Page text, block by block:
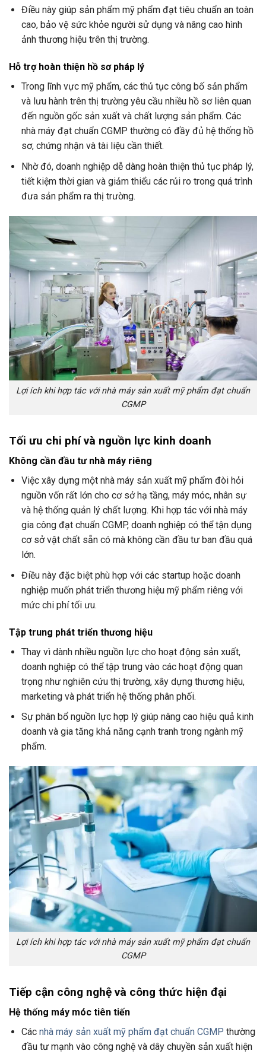
Điều này giúp sản phẩm mỹ phẩm đạt tiêu chuẩn an toàn
cao, bảo vệ sức khỏe người sử dụng và nâng cao hình
ảnh thương hiệu trên thị trường.
Hỗ trợ hoàn thiện hồ sơ pháp lý
Trong lĩnh vực mỹ phẩm, các thủ tục công bố sản phẩm
và lưu hành trên thị trường yêu cầu nhiều hồ sơ liên quan
đến nguồn gốc sản xuất và chất lượng sản phẩm. Các
nhà máy đạt chuẩn CGMP thường có đầy đủ hệ thống hồ
sơ, chứng nhận và tài liệu cần thiết.
Nhờ đó, doanh nghiệp dễ dàng hoàn thiện thủ tục pháp lý,
tiết kiệm thời gian và giảm thiểu các rủi ro trong quá trình
đưa sản phẩm ra thị trường.
Lợi ích khi hợp tác với nhà máy sản xuất mỹ phẩm đạt chuẩn
CGMP
Tối ưu chi phí và nguồn lực kinh doanh
Không cần đầu tư nhà máy riêng
Việc xây dựng một nhà máy sản xuất mỹ phẩm đòi hỏi
nguồn vốn rất lớn cho cơ sở hạ tầng, máy móc, nhân sự
và hệ thống quản lý chất lượng. Khi hợp tác với nhà máy
gia công đạt chuẩn CGMP, doanh nghiệp có thể tận dụng
cơ sở vật chất sẵn có mà không cần đầu tư ban đầu quá
lớn.
Điều này đặc biệt phù hợp với các startup hoặc doanh
nghiệp muốn phát triển thương hiệu mỹ phẩm riêng với
mức chi phí tối ưu.
Tập trung phát triển thương hiệu
Thay vì dành nhiều nguồn lực cho hoạt động sản xuất,
doanh nghiệp có thể tập trung vào các hoạt động quan
trọng như nghiên cứu thị trường, xây dựng thương hiệu,
marketing và phát triển hệ thống phân phối.
Sự phân bổ nguồn lực hợp lý giúp nâng cao hiệu quả kinh
doanh và gia tăng khả năng cạnh tranh trong ngành mỹ
phẩm.
Lợi ích khi hợp tác với nhà máy sản xuất mỹ phẩm đạt chuẩn
CGMP
Tiếp cận công nghệ và công thức hiện đại
Hệ thống máy móc tiên tiến
Các nhà máy sản xuất mỹ phẩm đạt chuẩn CGMP thường
đầu tư mạnh vào công nghệ và dây chuyền sản xuất hiện